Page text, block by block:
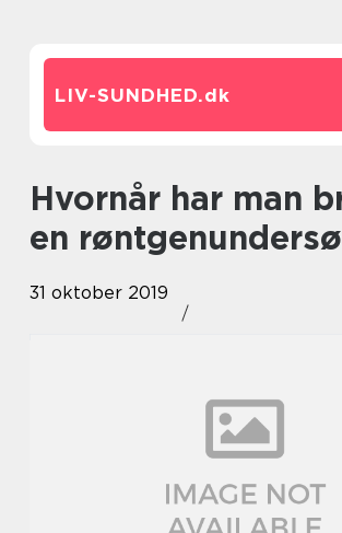
LIV-SUNDHED.dk
Hvornår har man brug for
en
31 oktober 2019